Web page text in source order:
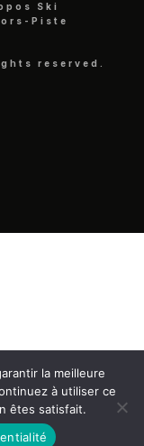
Ski
Piste
reserved.
la meilleure
à utiliser ce
êtes satisfait.